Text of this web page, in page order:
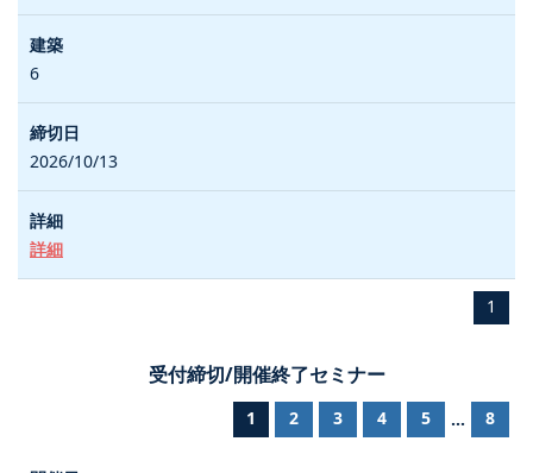
6
2026/10/13
詳細
1
受付締切/開催終了セミナー
1 2 3 4 5 ... 8